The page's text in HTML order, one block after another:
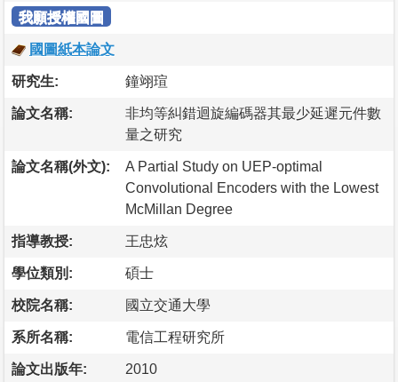
我願授權國圖
國圖紙本論文
研究生: 鐘翊瑄
論文名稱:
非均等糾錯迴旋編碼器其最少延遲元件數
量之研究
論文名稱(外文):
A Partial Study on UEP-optimal
Convolutional Encoders with the Lowest
McMillan Degree
指導教授: 王忠炫
學位類別: 碩士
校院名稱: 國立交通大學
系所名稱: 電信工程研究所
論文出版年: 2010